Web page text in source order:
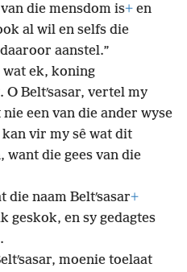
die mensdom is+ en
al wil en selfs die
aanstel.”
wat ek, koning
O Beltʹsasar, vertel my
een van die ander wyse
vir my sê wat dit
want die gees van die
die naam Beltʹsasar+
geskok, en sy gedagtes
moenie toelaat